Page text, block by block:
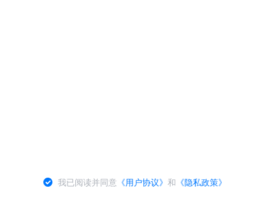
我已阅读并同意 《用户协议》和 《隐私政策》